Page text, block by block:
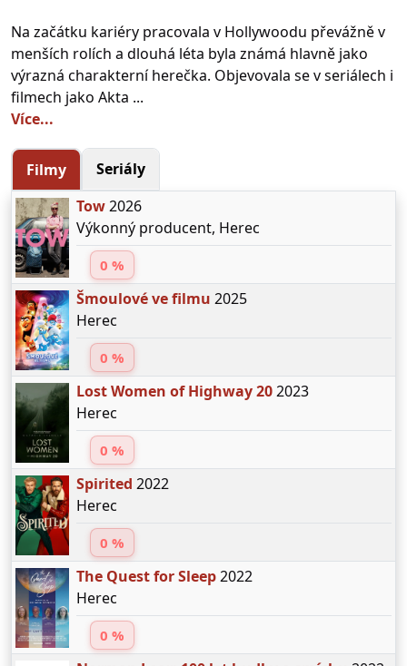
Na začátku kariéry pracovala v Hollywoodu převážně v
menších rolích a dlouhá léta byla známá hlavně jako
výrazná charakterní herečka. Objevovala se v seriálech i
filmech jako Akta ...
Více...
Filmy
Seriály
Tow2026
Výkonný producent, Herec
0 %
Šmoulové ve filmu 2025
Herec
0 %
Lost Women of Highway 202023
Herec
0 %
Spirited 2022
Herec
0 %
The Quest for Sleep2022
Herec
0 %